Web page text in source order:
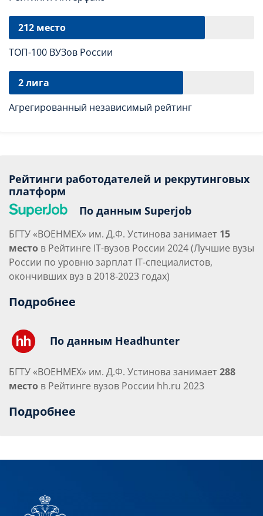
212 место
ТОП-100 ВУЗов России
2 лига
Агрегированный независимый рейтинг
Рейтинги работодателей и рекрутинговых
платформ
По данным Superjob
БГТУ «ВОЕНМЕХ» им. Д.Ф. Устинова занимает 15
место в Рейтинге IT-вузов России 2024 (Лучшие вузы
России по уровню зарплат IT‑специалистов,
окончивших вуз в 2018‑2023 годах)
Подробнее
По данным Headhunter
БГТУ «ВОЕНМЕХ» им. Д.Ф. Устинова занимает288
место в Рейтинге вузов России hh.ru 2023
Подробнее